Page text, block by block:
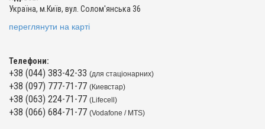
Україна, м.Київ, вул. Солом'янська 36
переглянути на карті
Телефони:
+38 (044) 383-42-33 (для стаціонарних)
+38 (097) 777-71-77 (Киевстар)
+38 (063) 224-71-77 (Lifecell)
+38 (066) 684-71-77 (Vodafone / MTS)